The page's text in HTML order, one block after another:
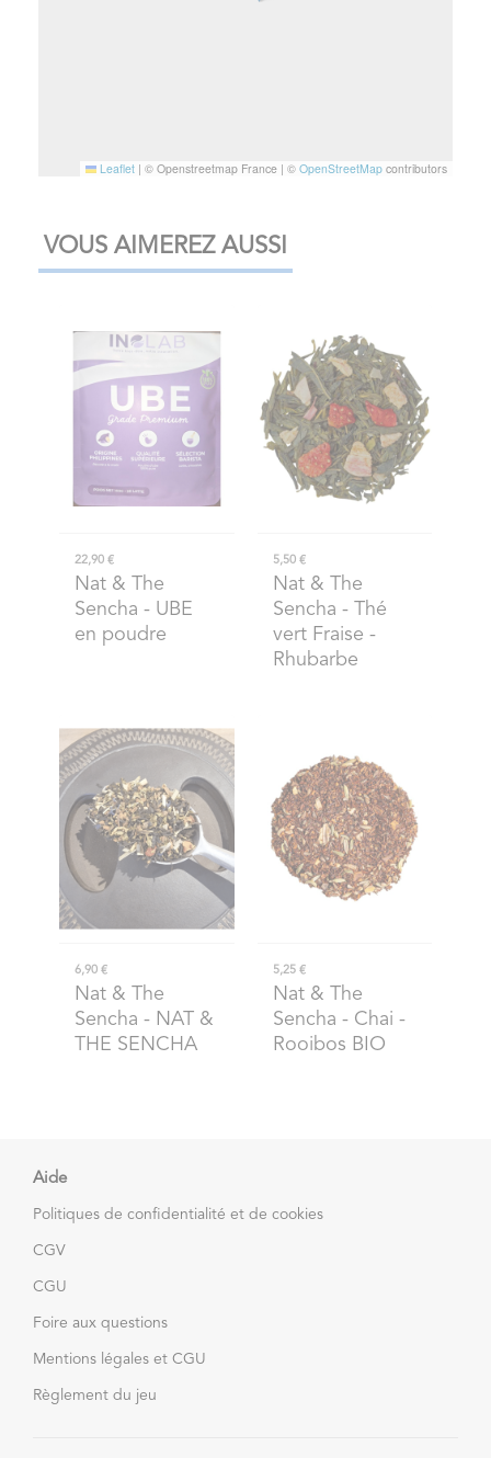
Leaflet | © Openstreetmap France | © OpenStreetMap contributors
VOUS AIMEREZ AUSSI
22,90 €
Nat & The
Sencha - UBE
en poudre
5,50 €
Nat & The
Sencha - Thé
vert Fraise -
Rhubarbe
6,90 €
Nat & The
Sencha - NAT &
THE SENCHA
5,25 €
Nat & The
Sencha - Chai -
Rooibos BIO
Aide
Politiques de confidentialité et de cookies
CGV
CGU
Foire aux questions
Mentions légales et CGU
Règlement du jeu